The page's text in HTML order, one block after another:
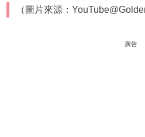
（圖片來源：
廣告